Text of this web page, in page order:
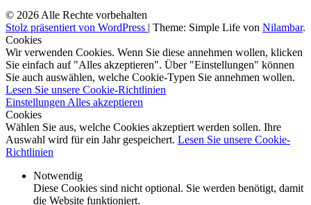
© 2026 Alle Rechte vorbehalten
Stolz präsentiert von WordPress | Theme: Simple Life von Nilambar.
Cookies
Wir verwenden Cookies. Wenn Sie diese annehmen wollen, klicken
Sie einfach auf "Alles akzeptieren". Über "Einstellungen" können
Sie auch auswählen, welche Cookie-Typen Sie annehmen wollen.
Lesen Sie unsere Cookie-Richtlinien
Einstellungen Alles akzeptieren
Cookies
Wählen Sie aus, welche Cookies akzeptiert werden sollen. Ihre
Auswahl wird für ein Jahr gespeichert. Lesen Sie unsere Cookie-
Richtlinien
Notwendig
Diese Cookies sind nicht optional. Sie werden benötigt, damit
die Website funktioniert.